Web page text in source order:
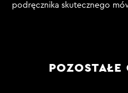
podręcznika skutecznego